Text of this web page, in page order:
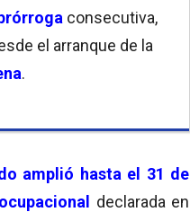
consecutiva,
el arranque de la
.
amplió hasta el 31 de
declarada en